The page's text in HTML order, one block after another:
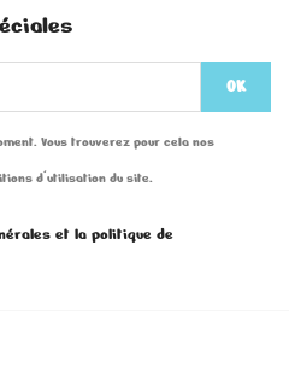
Vous trouverez pour cela nos
d'utilisation du site.
et la politique de